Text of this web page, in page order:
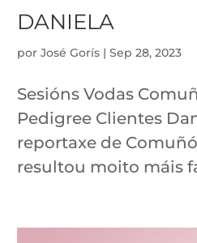
DANIELA
porJosé Gorís |Sep 28, 2023
Sesións Vodas
Pedigree Clientes
reportaxe de
resultou moito máis